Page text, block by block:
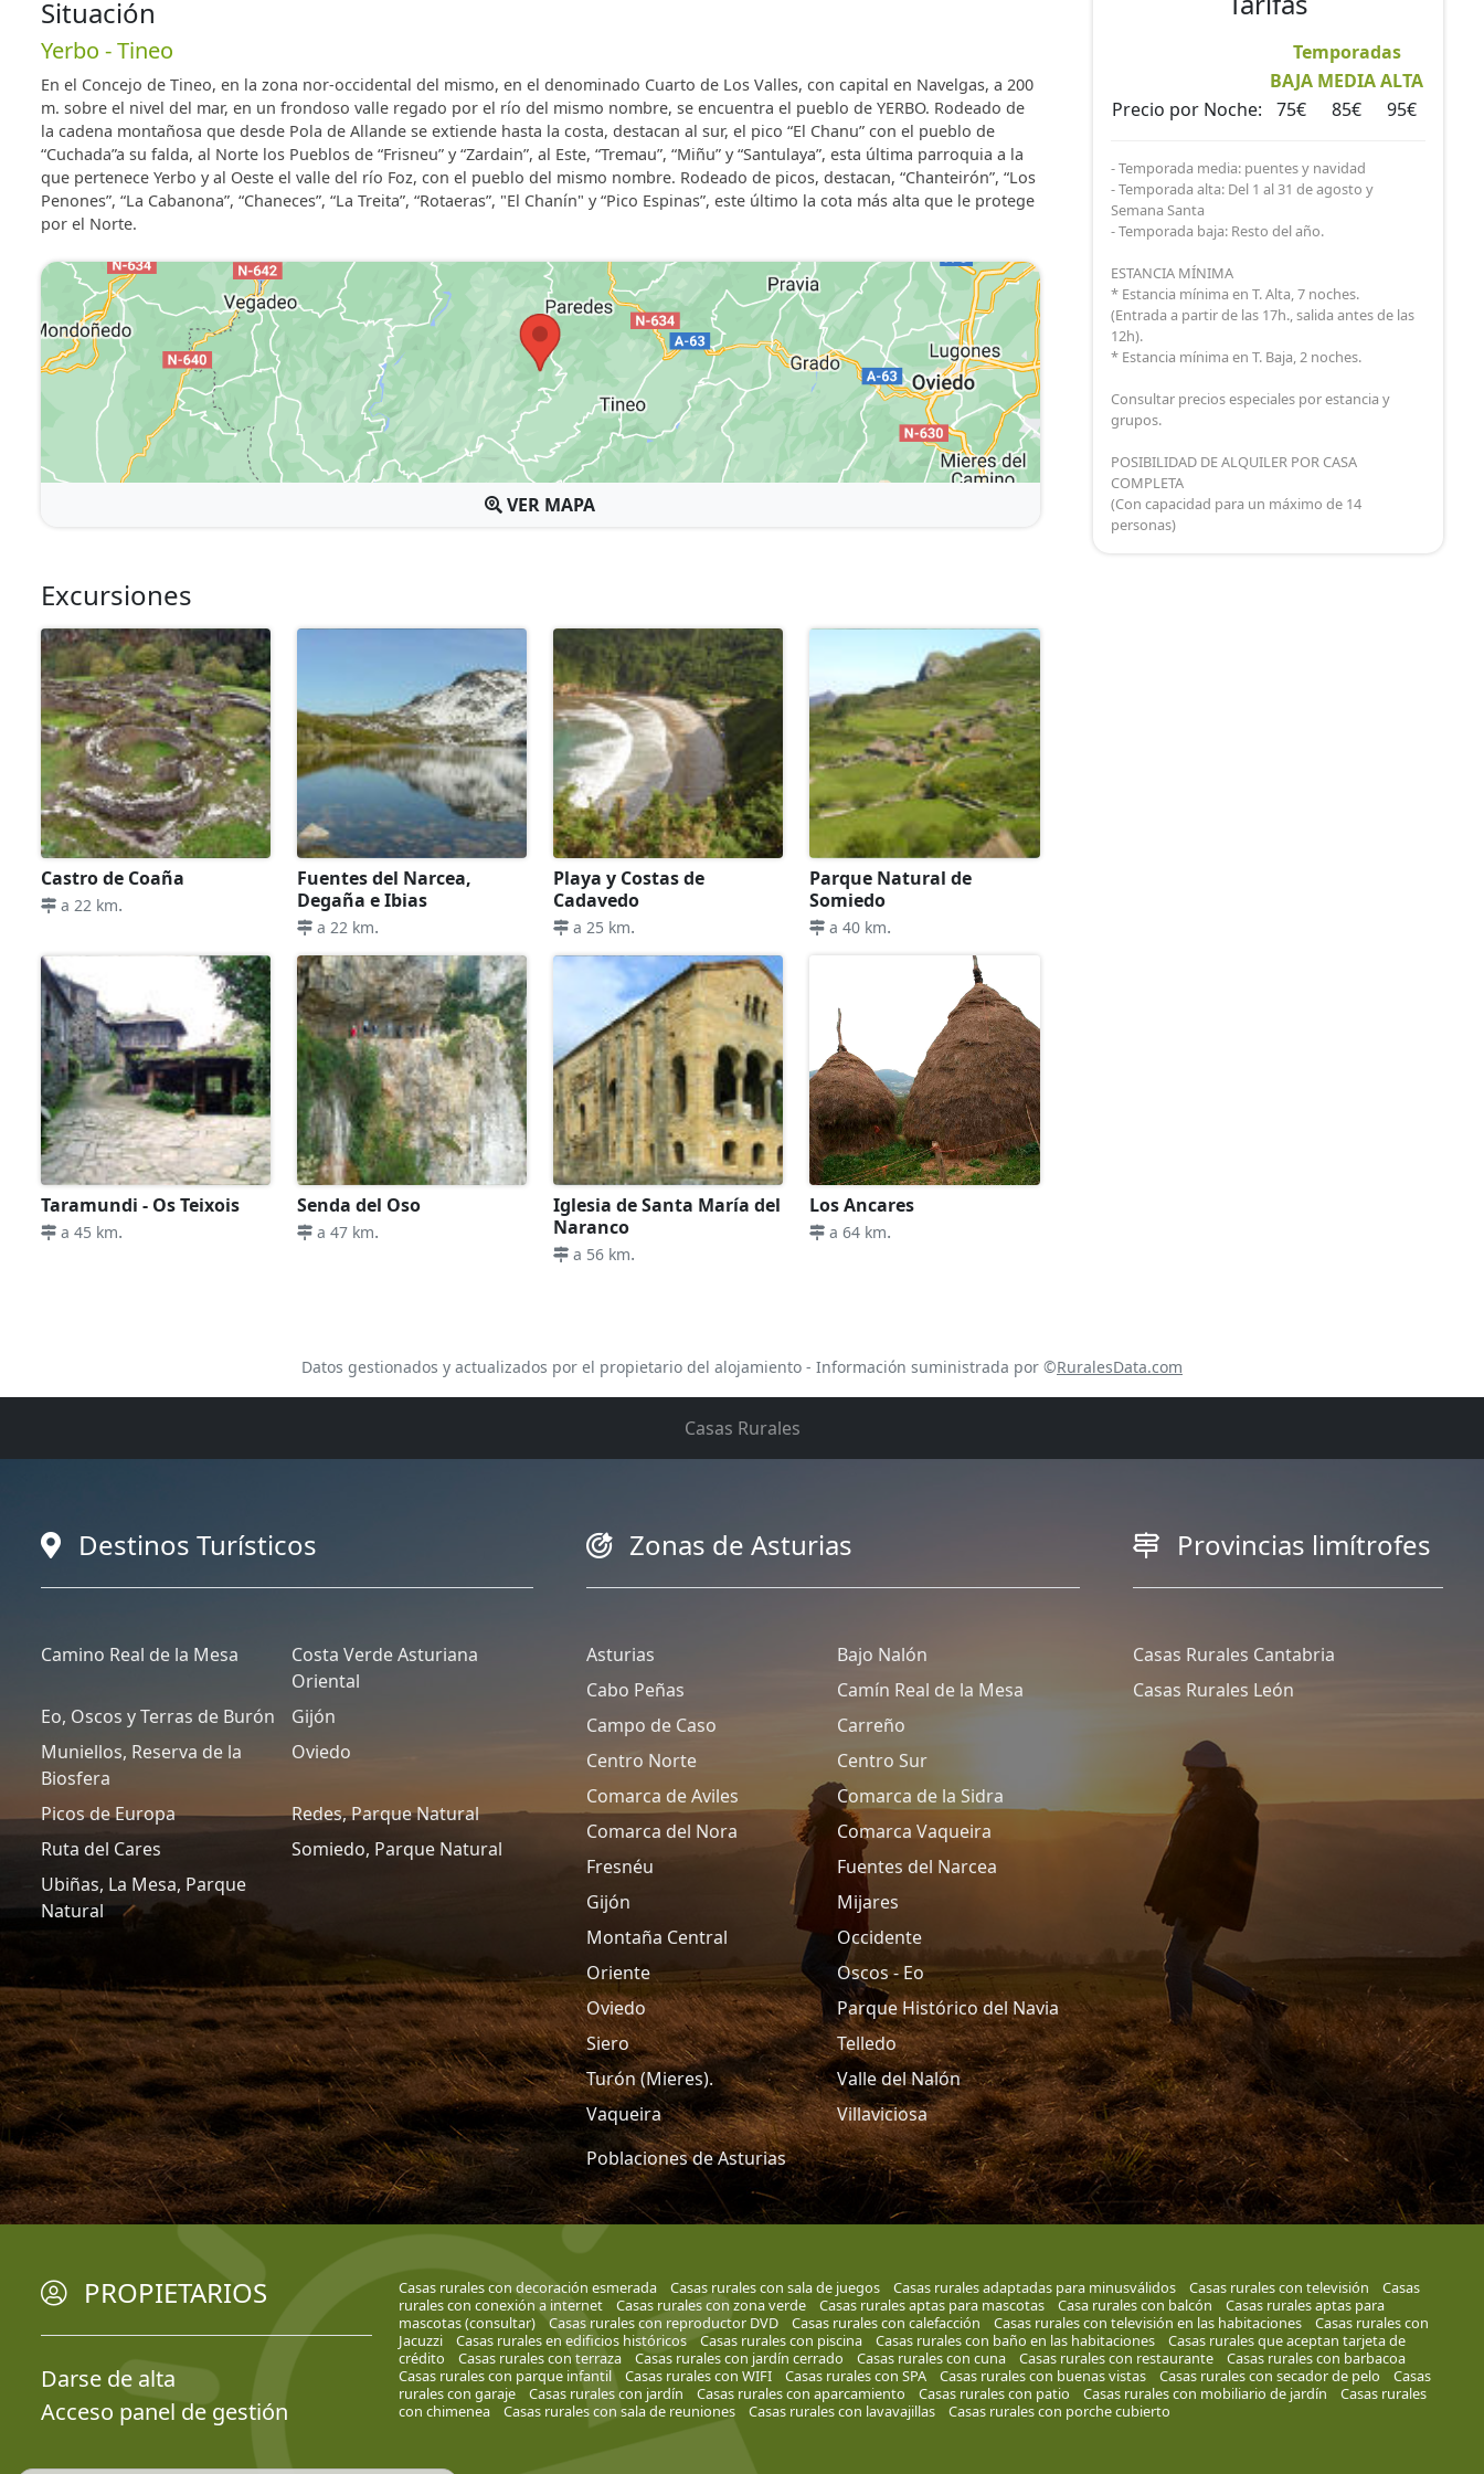
cobertura WiFi para conexión gratuita a Internet.
Situación
Yerbo - Tineo
En el Concejo de Tineo, en la zona nor-occidental del mismo, en el denominado Cuarto de Los Valles, con capital en Navelgas, a 200
m. sobre el nivel del mar, en un frondoso valle regado por el río del mismo nombre, se encuentra el pueblo de YERBO. Rodeado de
la cadena montañosa que desde Pola de Allande se extiende hasta la costa, destacan al sur, el pico “El Chanu” con el pueblo de
“Cuchada”a su falda, al Norte los Pueblos de “Frisneu” y “Zardain”, al Este, “Tremau”, “Miñu” y “Santulaya”, esta última parroquia a la
que pertenece Yerbo y al Oeste el valle del río Foz, con el pueblo del mismo nombre. Rodeado de picos, destacan, “Chanteirón”, “Los
Penones”, “La Cabanona”, “Chaneces”, “La Treita”, “Rotaeras”, "El Chanín" y “Pico Espinas”, este último la cota más alta que le protege
por el Norte.
VER MAPA
Excursiones
Castro de Coaña
a 22 km.
Fuentes del Narcea,
Degaña e Ibias
a 22 km.
Playa y Costas de
Cadavedo
a 25 km.
Parque Natural de
Somiedo
a 40 km.
Taramundi - Os Teixois
a 45 km.
Senda del Oso
a 47 km.
Iglesia de Santa María del
Naranco
a 56 km.
Los Ancares
a 64 km.
Temporadas
BAJA MEDIA ALTA
Precio por Noche:
75€ 85€ 95€
- Temporada media: puentes y navidad
- Temporada alta: Del 1 al 31 de agosto y
Semana Santa
- Temporada baja: Resto del año.
ESTANCIA MÍNIMA
* Estancia mínima en T. Alta, 7 noches.
(Entrada a partir de las 17h., salida antes de las
12h).
* Estancia mínima en T. Baja, 2 noches.
Consultar precios especiales por estancia y
grupos.
POSIBILIDAD DE ALQUILER POR CASA
COMPLETA
(Con capacidad para un máximo de 14
personas)
Datos gestionados y actualizados por el propietario del alojamiento - Información suministrada por ©RuralesData.com
Casas Rurales
Destinos Turísticos
Camino Real de la Mesa
Costa Verde Asturiana
Oriental
Eo, Oscos y Terras de Burón
Gijón
Muniellos, Reserva de la
Biosfera
Oviedo
Picos de Europa
Redes, Parque Natural
Ruta del Cares
Somiedo, Parque Natural
Ubiñas, La Mesa, Parque
Natural
Zonas de Asturias
Asturias
Bajo Nalón
Cabo Peñas
Camín Real de la Mesa
Campo de Caso
Carreño
Centro Norte
Centro Sur
Comarca de Aviles
Comarca de la Sidra
Comarca del Nora
Comarca Vaqueira
Fresnéu
Fuentes del Narcea
Gijón
Mijares
Montaña Central
Occidente
Oriente
Oscos - Eo
Oviedo
Parque Histórico del Navia
Siero
Telledo
Turón (Mieres).
Valle del Nalón
Vaqueira
Villaviciosa
Poblaciones de Asturias
Provincias limítrofes
Casas Rurales Cantabria
Casas Rurales León
PROPIETARIOS
Darse de alta
Acceso panel de gestión
Casas rurales con decoración esmerada Casas rurales con sala de juegos Casas rurales adaptadas para minusválidos Casas rurales con televisión
Casas
rurales con conexión a internet
Casas rurales con zona verde Casas rurales aptas para mascotas Casa rurales con balcón
Casas rurales aptas para
mascotas (consultar)
Casas rurales con reproductor DVD Casas rurales con calefacción Casas rurales con televisión en las habitaciones
Casas rurales con
Jacuzzi
Casas rurales en edificios históricos Casas rurales con piscina Casas rurales con baño en las habitaciones
Casas rurales que aceptan tarjeta de
crédito
Casas rurales con terraza Casas rurales con jardín cerrado Casas rurales con cuna Casas rurales con restaurante
Casas rurales con barbacoa
Casas rurales con parque infantil
Casas rurales con WIFI Casas rurales con SPA Casas rurales con buenas vistas Casas rurales con secador de pelo
Casas
rurales con garaje
Casas rurales con jardín Casas rurales con aparcamiento Casas rurales con patio Casas rurales con mobiliario de jardín
Casas rurales
con chimenea
Casas rurales con sala de reuniones Casas rurales con lavavajillas Casas rurales con porche cubierto